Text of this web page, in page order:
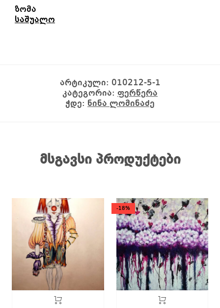
ზომა
საშუალო
არტიკული: 010212-5-1
კატეგორია: ფერწერა
ჭდე: ნინა ლომინაძე
მსგავსი პროდუქტები
-18%